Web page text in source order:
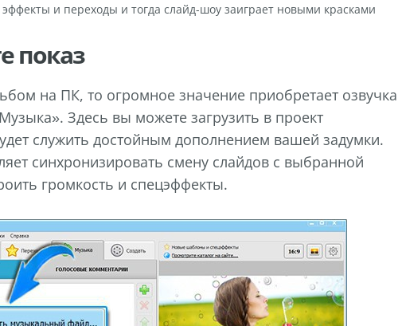
и переходы и тогда слайд-шоу заиграет новыми красками
показ
на ПК, то огромное значение приобретает
Здесь вы можете загрузить в проект
служить достойным дополнением вашей задумки.
синхронизировать смену слайдов с выбранной
громкость и спецэффекты.